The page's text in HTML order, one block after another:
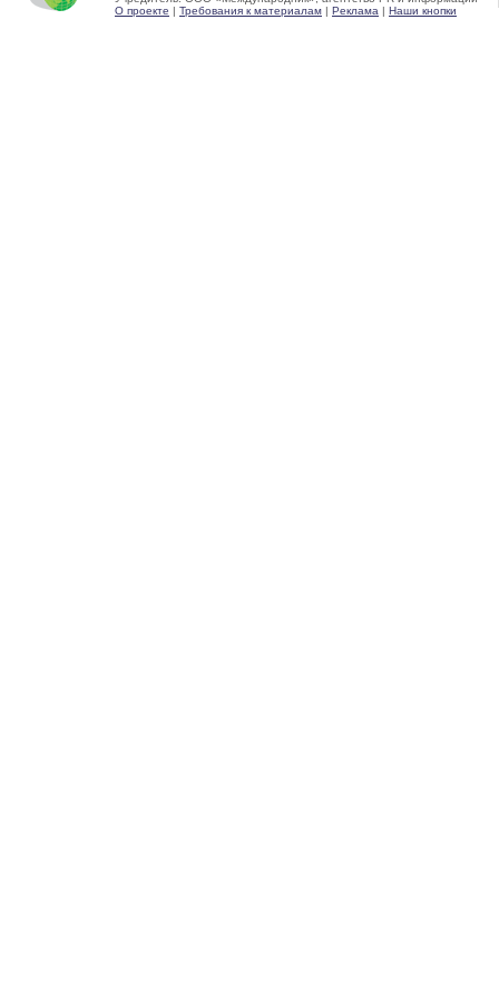
О проекте | Требования к материалам | Реклама | Наши кнопки